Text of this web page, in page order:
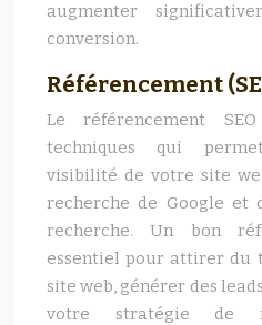
augmenter
conversion.
Référencement
Le référencement
techniques qui
visibilité de votre site
recherche de Google et
recherche. Un bon
essentiel pour attirer du
site web, générer des
votre stratégie de